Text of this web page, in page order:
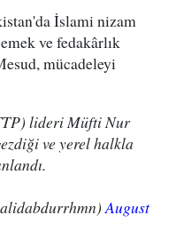
İslami nizam
ve fedakârlık
mücadeleyi
lideri Müfti Nur
ve yerel halkla
August